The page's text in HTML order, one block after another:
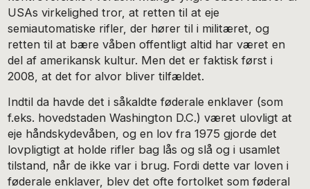
USAs virkelighed tror, at retten til at eje
semiautomatiske rifler, der hører til i militæret, og
retten til at bære våben offentligt altid har været en
del af amerikansk kultur. Men det er faktisk først i
2008, at det for alvor bliver tilfældet.
Indtil da havde det i såkaldte føderale enklaver (som
f.eks. hovedstaden Washington D.C.) været ulovligt at
eje håndskydevåben, og en lov fra 1975 gjorde det
lovpligtigt at holde rifler bag lås og slå og i usamlet
tilstand, når de ikke var i brug. Fordi dette var loven i
føderale enklaver, blev det ofte fortolket som føderal